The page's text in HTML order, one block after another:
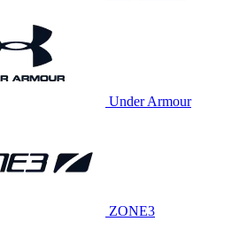
Under Armour
ZONE3